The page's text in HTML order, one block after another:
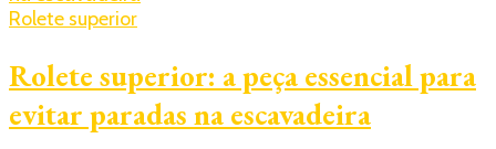
Rolete superior
Rolete superior: a peça essencial para
evitar paradas na escavadeira